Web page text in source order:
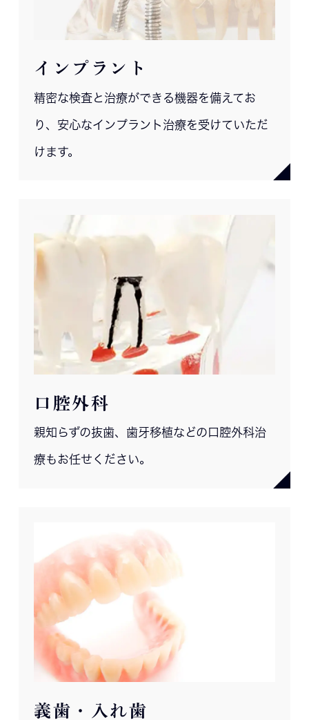
インプラント
精密な検査と治療ができる機器を備えてお
り、安心なインプラント治療を受けていただ
けます。
口腔外科
親知らずの抜歯、歯牙移植などの口腔外科治
療もお任せください。
義歯・入れ歯